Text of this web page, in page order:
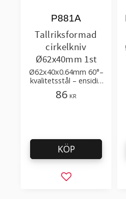
Tallriksformad
cirkelkniv
Ø62x40mm 1st
Ø62x40x0.64mm 60°–
kvalitetsstål – ensidig
enkelslipning
P881A
86 KR
Lägg till i
KÖP